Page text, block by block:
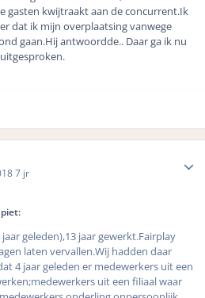
gasten kwijtraakt aan de concurrent.Ik
dat ik mijn overplaatsing vanwege
gaan.Hij antwoordde.. Daar ga ik nu
7 jr
geleden),13 jaar gewerkt.Fairplay
laten vervallen.Wij hadden daar
4 jaar geleden er medewerkers uit een
uit een filiaal waar